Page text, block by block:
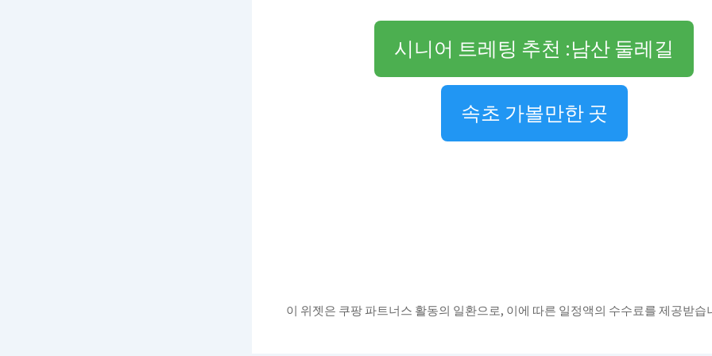
시니어 트레팅 추천 :남산 둘레길
속초 가볼만한 곳
이 위젯은 쿠팡 파트너스 활동의 일환으로, 이에 따른 일정액의 수수료를 제공받습